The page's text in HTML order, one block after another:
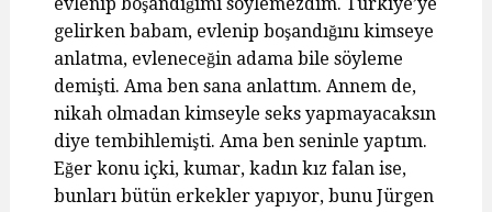
gelirken babam, evlenip boşandığını kimseye
anlatma, evleneceğin adama bile söyleme
demişti. Ama ben sana anlattım. Annem de,
nikah olmadan kimseyle seks yapmayacaksın
diye tembihlemişti. Ama ben seninle yaptım.
Eğer konu içki, kumar, kadın kız falan ise,
bunları bütün erkekler yapıyor, bunu Jürgen